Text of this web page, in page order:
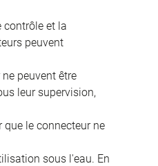
contrôle et la
peuvent
peuvent être
leur supervision,
le connecteur ne
sous l'eau. En